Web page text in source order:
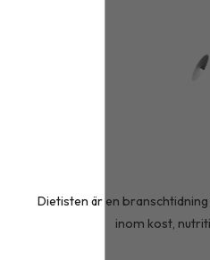
Dietisten är en
inom kost,